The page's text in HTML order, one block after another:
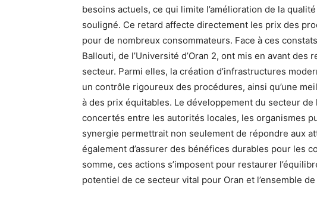
besoins actuels, ce qui limite l’amélioration de la
souligné. Ce retard affecte directement les prix des
pour de nombreux consommateurs. Face à ces
Ballouti, de l’Université d’Oran 2, ont mis en avant des
secteur. Parmi elles, la création d’infrastructures
un contrôle rigoureux des procédures, ainsi qu’une
à des prix équitables. Le développement du secteur
concertés entre les autorités locales, les organismes
synergie permettrait non seulement de répondre aux
également d’assurer des bénéfices durables pour les
somme, ces actions s’imposent pour restaurer
potentiel de ce secteur vital pour Oran et l’ensemble de